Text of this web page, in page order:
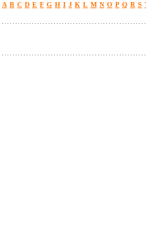
A B C D E F G H I J K L M N O P Q R S